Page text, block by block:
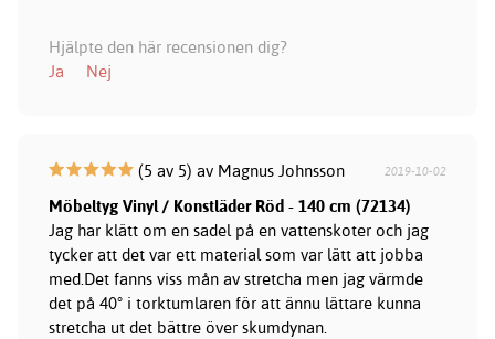
Hjälpte den här recensionen dig?
Ja
Nej
(5 av 5) av Magnus Johnsson 2019-10-02
Möbeltyg Vinyl / Konstläder Röd - 140 cm (72134)
Jag har klätt om en sadel på en vattenskoter och jag
tycker att det var ett material som var lätt att jobba
med.Det fanns viss mån av stretcha men jag värmde
det på 40° i torktumlaren för att ännu lättare kunna
stretcha ut det bättre över skumdynan.